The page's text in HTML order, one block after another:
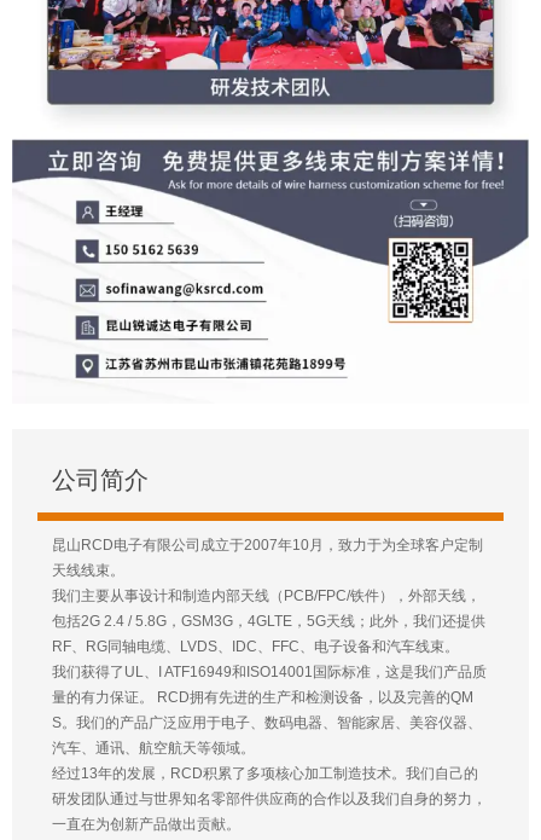
公司简介
昆山RCD电子有限公司成立于2007年10月，致力于为全球客户定制
天线线束。
我们主要从事设计和制造内部天线（PCB/FPC/铁件），外部天线，
包括2G 2.4 / 5.8G，GSM3G，4GLTE，5G天线；此外，我们还提供
RF、RG同轴电缆、LVDS、IDC、FFC、电子设备和汽车线束。
我们获得了UL、I ATF16949和ISO14001国际标准，这是我们产品质
量的有力保证。 RCD拥有先进的生产和检测设备，以及完善的QM
S。我们的产品广泛应用于电子、数码电器、智能家居、美容仪器、
汽车、通讯、航空航天等领域。
经过13年的发展，RCD积累了多项核心加工制造技术。我们自己的
研发团队通过与世界知名零部件供应商的合作以及我们自身的努力，
一直在为创新产品做出贡献。